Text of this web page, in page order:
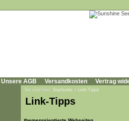
Unsere AGB Versandkosten Vertrag
Sie sind hier: Startseite » Link-Tipps
Link-Tipps